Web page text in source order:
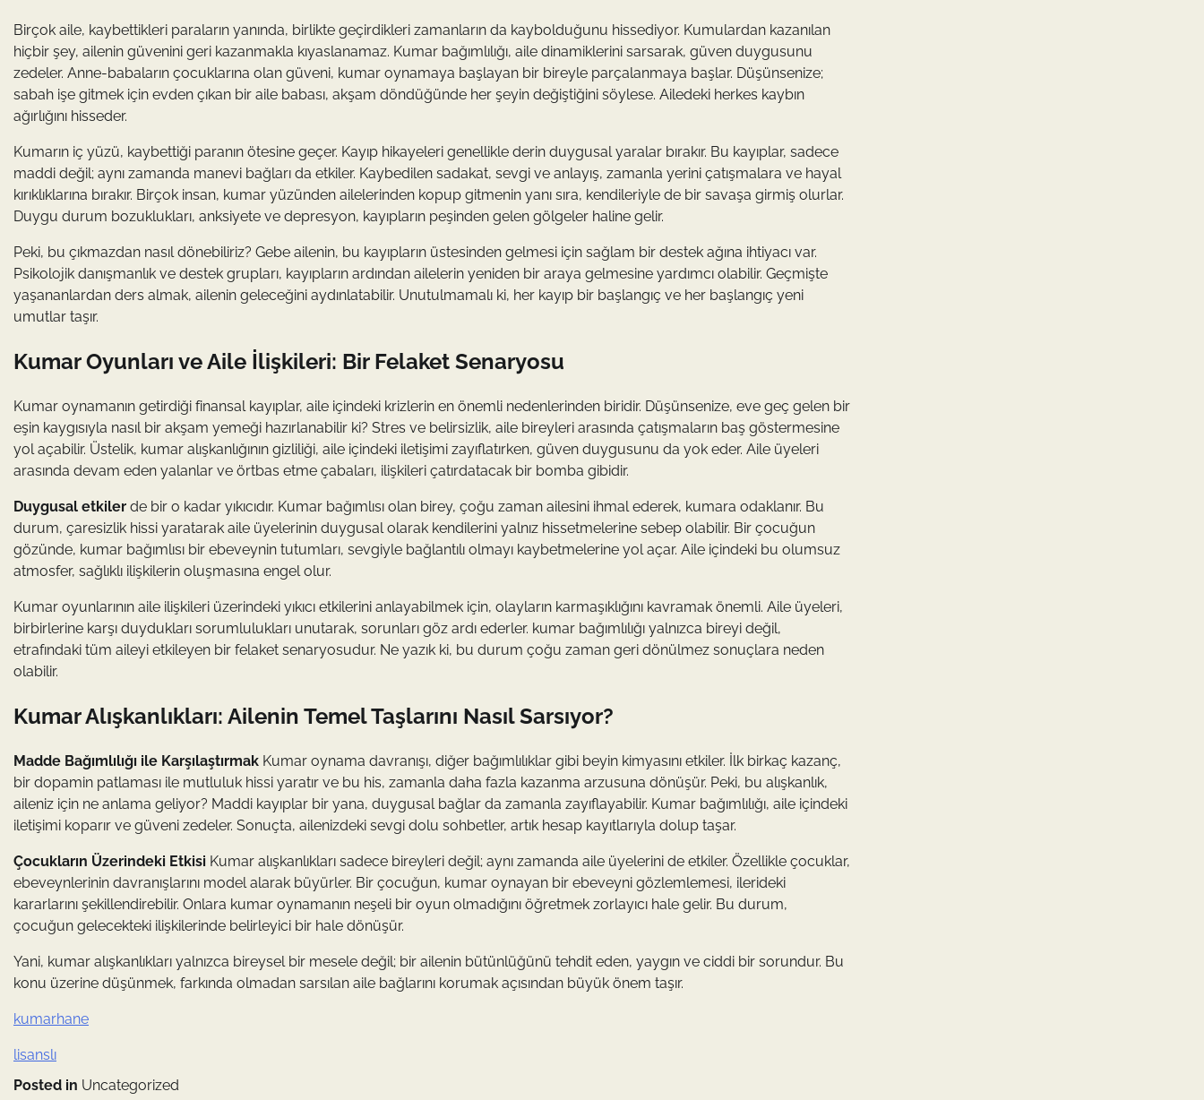
Birçok aile, kaybettikleri paraların yanında, birlikte geçirdikleri zamanların da kaybolduğunu hissediyor. Kumulardan kazanılan
hiçbir şey, ailenin güvenini geri kazanmakla kıyaslanamaz. Kumar bağımlılığı, aile dinamiklerini sarsarak, güven duygusunu
zedeler. Anne-babaların çocuklarına olan güveni, kumar oynamaya başlayan bir bireyle parçalanmaya başlar. Düşünsenize;
sabah işe gitmek için evden çıkan bir aile babası, akşam döndüğünde her şeyin değiştiğini söylese. Ailedeki herkes kaybın
ağırlığını hisseder.
Kumarın iç yüzü, kaybettiği paranın ötesine geçer. Kayıp hikayeleri genellikle derin duygusal yaralar bırakır. Bu kayıplar, sadece
maddi değil; aynı zamanda manevi bağları da etkiler. Kaybedilen sadakat, sevgi ve anlayış, zamanla yerini çatışmalara ve hayal
kırıklıklarına bırakır. Birçok insan, kumar yüzünden ailelerinden kopup gitmenin yanı sıra, kendileriyle de bir savaşa girmiş olurlar.
Duygu durum bozuklukları, anksiyete ve depresyon, kayıpların peşinden gelen gölgeler haline gelir.
Peki, bu çıkmazdan nasıl dönebiliriz? Gebe ailenin, bu kayıpların üstesinden gelmesi için sağlam bir destek ağına ihtiyacı var.
Psikolojik danışmanlık ve destek grupları, kayıpların ardından ailelerin yeniden bir araya gelmesine yardımcı olabilir. Geçmişte
yaşananlardan ders almak, ailenin geleceğini aydınlatabilir. Unutulmamalı ki, her kayıp bir başlangıç ve her başlangıç yeni
umutlar taşır.
Kumar Oyunları ve Aile İlişkileri: Bir Felaket Senaryosu
Kumar oynamanın getirdiği finansal kayıplar, aile içindeki krizlerin en önemli nedenlerinden biridir. Düşünsenize, eve geç gelen bir
eşin kaygısıyla nasıl bir akşam yemeği hazırlanabilir ki? Stres ve belirsizlik, aile bireyleri arasında çatışmaların baş göstermesine
yol açabilir. Üstelik, kumar alışkanlığının gizliliği, aile içindeki iletişimi zayıflatırken, güven duygusunu da yok eder. Aile üyeleri
arasında devam eden yalanlar ve örtbas etme çabaları, ilişkileri çatırdatacak bir bomba gibidir.
Duygusal etkiler de bir o kadar yıkıcıdır. Kumar bağımlısı olan birey, çoğu zaman ailesini ihmal ederek, kumara odaklanır. Bu
durum, çaresizlik hissi yaratarak aile üyelerinin duygusal olarak kendilerini yalnız hissetmelerine sebep olabilir. Bir çocuğun
gözünde, kumar bağımlısı bir ebeveynin tutumları, sevgiyle bağlantılı olmayı kaybetmelerine yol açar. Aile içindeki bu olumsuz
atmosfer, sağlıklı ilişkilerin oluşmasına engel olur.
Kumar oyunlarının aile ilişkileri üzerindeki yıkıcı etkilerini anlayabilmek için, olayların karmaşıklığını kavramak önemli. Aile üyeleri,
birbirlerine karşı duydukları sorumlulukları unutarak, sorunları göz ardı ederler. kumar bağımlılığı yalnızca bireyi değil,
etrafındaki tüm aileyi etkileyen bir felaket senaryosudur. Ne yazık ki, bu durum çoğu zaman geri dönülmez sonuçlara neden
olabilir.
Kumar Alışkanlıkları: Ailenin Temel Taşlarını Nasıl Sarsıyor?
Madde Bağımlılığı ile Karşılaştırmak Kumar oynama davranışı, diğer bağımlılıklar gibi beyin kimyasını etkiler. İlk birkaç kazanç,
bir dopamin patlaması ile mutluluk hissi yaratır ve bu his, zamanla daha fazla kazanma arzusuna dönüşür. Peki, bu alışkanlık,
aileniz için ne anlama geliyor? Maddi kayıplar bir yana, duygusal bağlar da zamanla zayıflayabilir. Kumar bağımlılığı, aile içindeki
iletişimi koparır ve güveni zedeler. Sonuçta, ailenizdeki sevgi dolu sohbetler, artık hesap kayıtlarıyla dolup taşar.
Çocukların Üzerindeki Etkisi Kumar alışkanlıkları sadece bireyleri değil; aynı zamanda aile üyelerini de etkiler. Özellikle çocuklar,
ebeveynlerinin davranışlarını model alarak büyürler. Bir çocuğun, kumar oynayan bir ebeveyni gözlemlemesi, ilerideki
kararlarını şekillendirebilir. Onlara kumar oynamanın neşeli bir oyun olmadığını öğretmek zorlayıcı hale gelir. Bu durum,
çocuğun gelecekteki ilişkilerinde belirleyici bir hale dönüşür.
Yani, kumar alışkanlıkları yalnızca bireysel bir mesele değil; bir ailenin bütünlüğünü tehdit eden, yaygın ve ciddi bir sorundur. Bu
konu üzerine düşünmek, farkında olmadan sarsılan aile bağlarını korumak açısından büyük önem taşır.
kumarhane
lisanslı
Posted in Uncategorized